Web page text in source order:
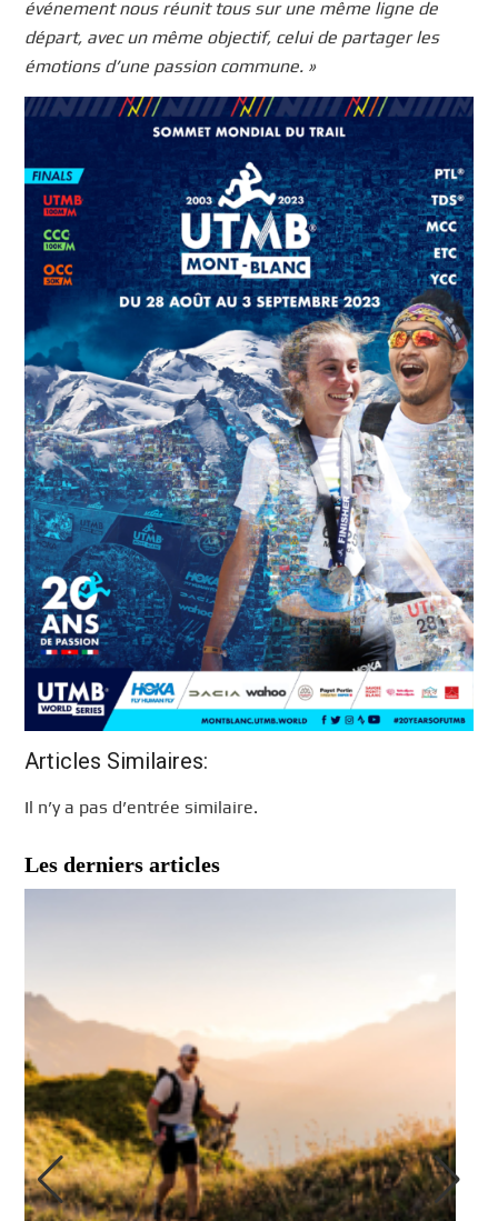
événement nous réunit tous sur une même ligne de
départ, avec un même objectif, celui de partager les
émotions d’une passion commune. »
Articles Similaires:
Il n’y a pas d’entrée similaire.
Les derniers articles